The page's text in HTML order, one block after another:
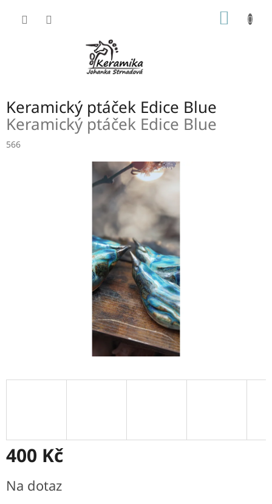
Keramický ptáček Edice Blue
Keramický ptáček Edice Blue
566
400 Kč
cena:
Na dotaz